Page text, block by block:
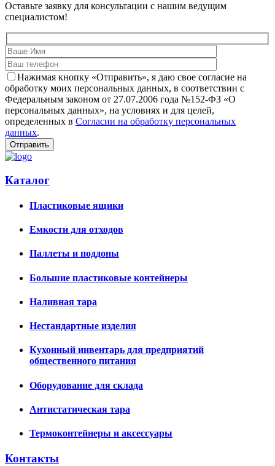
Оставьте заявку для консультации с нашим ведущим
специалистом!
Нажимая кнопку «Отправить», я даю свое согласие на
обработку моих персональных данных, в соответствии с
Федеральным законом от 27.07.2006 года №152-ФЗ «О
персональных данных», на условиях и для целей,
определенных в Согласии на обработку персональных
данных.
Каталог
Пластиковые ящики
Емкости для отходов
Паллеты и поддоны
Большие пластиковые контейнеры
Наливная тара
Нестандартные изделия
Кухонный инвентарь для предприятий
общественного питания
Оборудование для склада
Антистатическая тара
Термоконтейнеры и аксессуары
Контакты